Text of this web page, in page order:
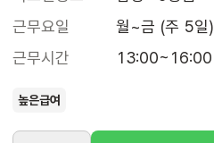
근무요일
월~금 (주 5일)
근무시간
13:00~16:00
높은급여